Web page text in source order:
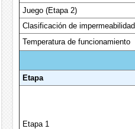
Juego (Etapa 2)
Clasificación de impermeabilidad
Temperatura de funcionamiento
Etapa
Etapa 1